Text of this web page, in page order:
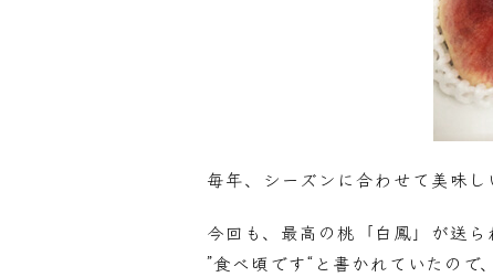
毎年、シーズンに合わせて美味
今回も、最高の桃「白鳳」が送ら
”食べ頃です“と書かれていたので